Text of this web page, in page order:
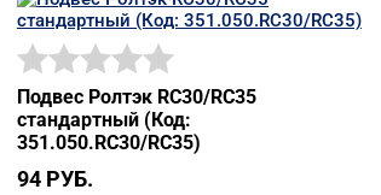
Подвес Ролтэк RC30/RC35
стандартный (Код:
351.050.RC30/RC35)
94 РУБ.